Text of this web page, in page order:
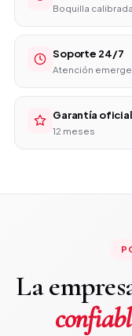
Boquilla
Soporte 24/7
Atención
Garantía oficial
12 meses
La